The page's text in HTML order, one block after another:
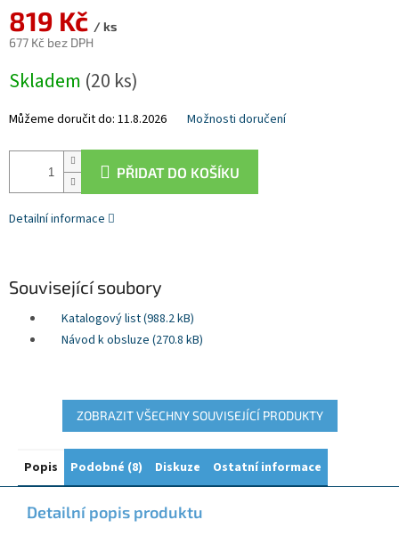
819 Kč / ks
677 Kč bez DPH
cena:
Skladem (20 ks)
Můžeme doručit do: 11.8.2026 Možnosti doručení
PŘIDAT DO KOŠÍKU
Detailní informace
Související soubory
Katalogový list (988.2 kB)
Návod k obsluze (270.8 kB)
ZOBRAZIT VŠECHNY SOUVISEJÍCÍ PRODUKTY
Popis Podobné (8) Diskuze Ostatní informace
Detailní popis produktu